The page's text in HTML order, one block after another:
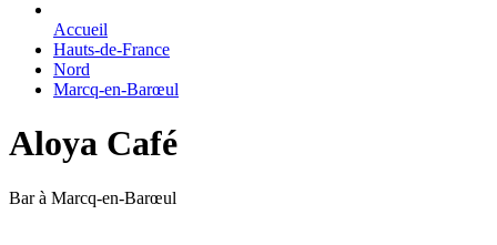
Accueil
Hauts-de-France
Nord
Marcq-en-Barœul
Aloya Café
Bar à Marcq-en-Barœul